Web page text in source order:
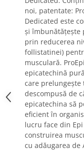
noi, patentate:
Dedicated este
și îmbunătățește
prin reducerea
follistatinei)
musculară.
epicatechină
care prelungește
descompusă de
epicatechina să
eficient în
lucru face din
construirea
cu adăugarea de